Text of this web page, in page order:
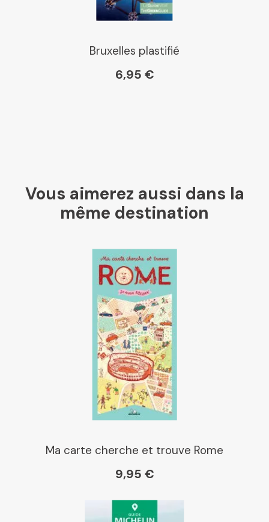
Bruxelles plastifié
6,95 €
Vous aimerez aussi dans la
même destination
Ma carte cherche et trouve Rome
9,95 €